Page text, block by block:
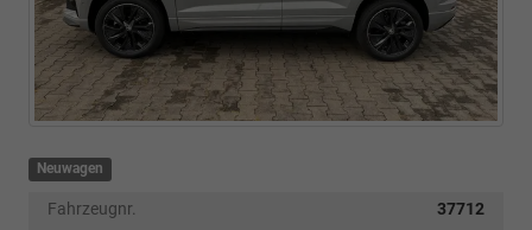
Neuwagen
Fahrzeugnr.
37712